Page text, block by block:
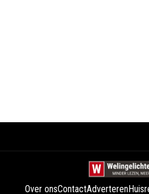
Over onsContactAdverteren